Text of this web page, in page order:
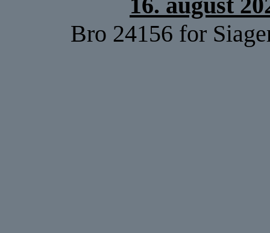
Bro 24156 for